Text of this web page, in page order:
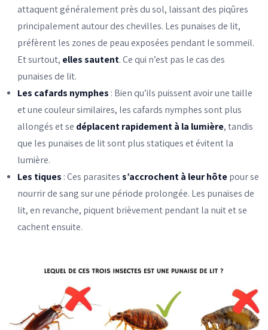
attaquent généralement près du sol, laissant des piqûres
principalement autour des chevilles. Les punaises de lit,
préfèrent les zones de peau exposées pendant le sommeil.
Et surtout, elles sautent. Ce qui n’est pas le cas des
punaises de lit.
Les cafards nymphes : Bien qu’ils puissent avoir une taille
et une couleur similaires, les cafards nymphes sont plus
allongés et se déplacent rapidement à la lumière, tandis
que les punaises de lit sont plus statiques et évitent la
lumière.
Les tiques : Ces parasites s’accrochent à leur hôte pour se
nourrir de sang sur une période prolongée. Les punaises de
lit, en revanche, piquent brièvement pendant la nuit et se
cachent ensuite.